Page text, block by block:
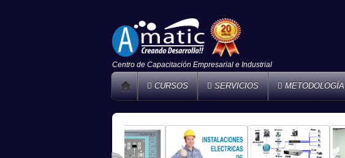
Centro de Capacitación Empresarial e Industrial
CURSOS SERVICIOS METODOLOGÍA